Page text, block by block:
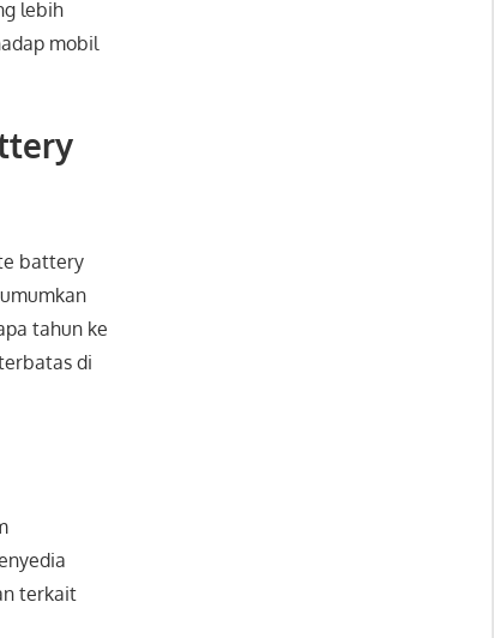
lebih
mobil
battery
tahun ke
di
terkait